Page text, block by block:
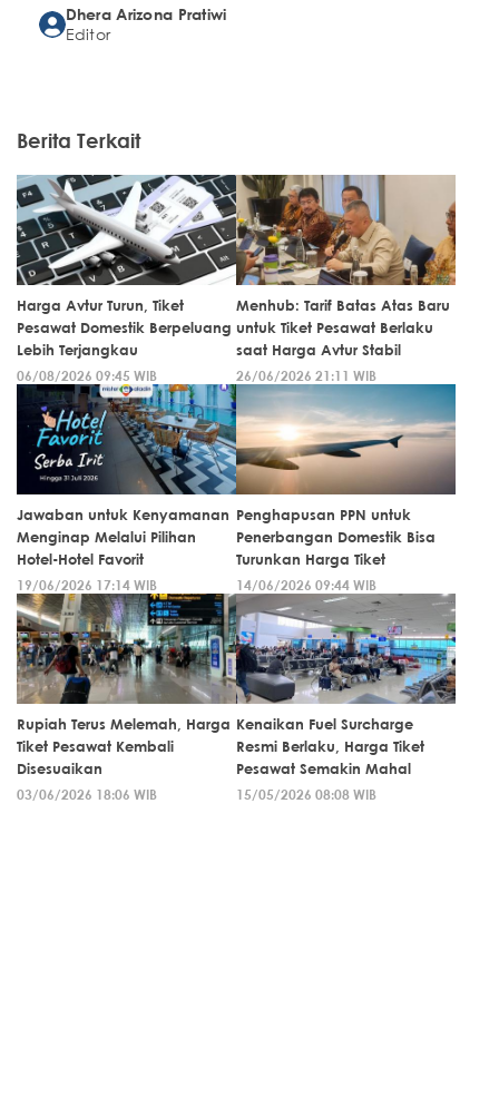
Dhera Arizona Pratiwi
Editor
Berita Terkait
Harga Avtur Turun, Tiket
Pesawat Domestik Berpeluang
Lebih Terjangkau
06/08/2026 09:45 WIB
Menhub: Tarif Batas Atas Baru
untuk Tiket Pesawat Berlaku
saat Harga Avtur Stabil
26/06/2026 21:11 WIB
Jawaban untuk Kenyamanan
Menginap Melalui Pilihan
Hotel-Hotel Favorit
19/06/2026 17:14 WIB
Penghapusan PPN untuk
Penerbangan Domestik Bisa
Turunkan Harga Tiket
14/06/2026 09:44 WIB
Rupiah Terus Melemah, Harga
Tiket Pesawat Kembali
Disesuaikan
03/06/2026 18:06 WIB
Kenaikan Fuel Surcharge
Resmi Berlaku, Harga Tiket
Pesawat Semakin Mahal
15/05/2026 08:08 WIB